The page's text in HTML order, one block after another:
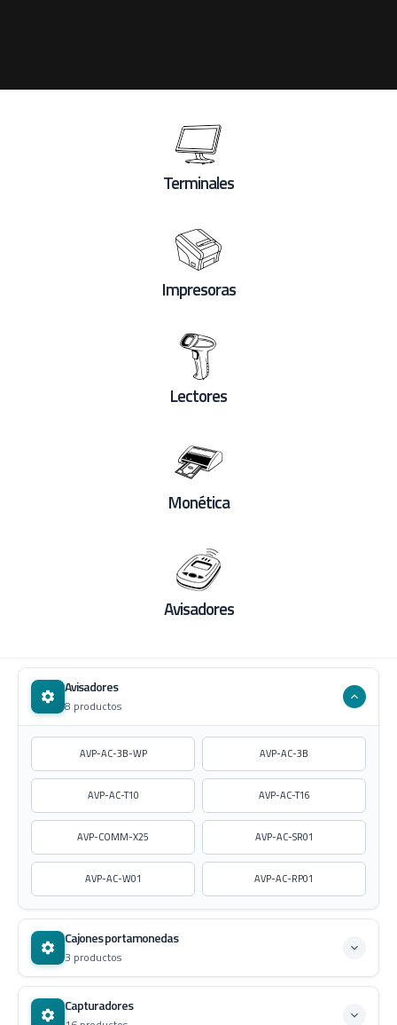
Terminales
Impresoras
Lectores
Monética
Avisadores
Avisadores
8 productos
AVP-AC-3B-WP AVP-AC-3B
AVP-AC-T10 AVP-AC-T16
AVP-COMM-X25 AVP-AC-SR01
AVP-AC-W01 AVP-AC-RP01
Cajones portamonedas
3 productos
Capturadores